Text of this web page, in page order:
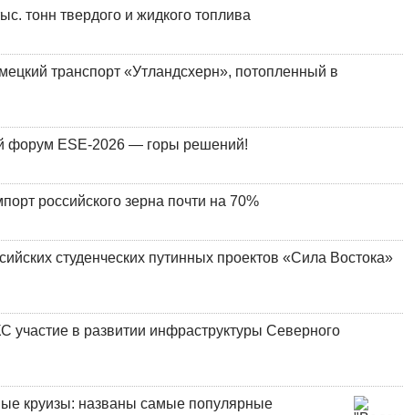
тонн твердого и жидкого топлива
транспорт «Утландсхерн», потопленный в
форум ESE-2026 — горы решений!
российского зерна почти на 70%
студенческих путинных проектов «Сила Востока»
в развитии инфраструктуры Северного
круизы: названы самые популярные